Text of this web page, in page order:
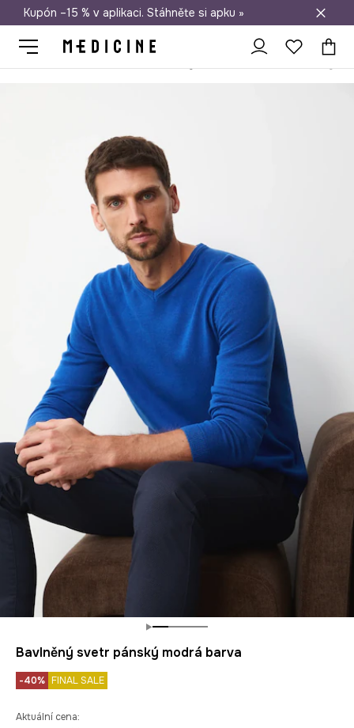
Doprava zdarma při nákupu nad 1 200 Kč
Kupón –15 % v aplikaci. Stáhněte si apku »
Bavlněný svetr pánský modrá barva
-40% FINAL SALE
Aktuální cena: